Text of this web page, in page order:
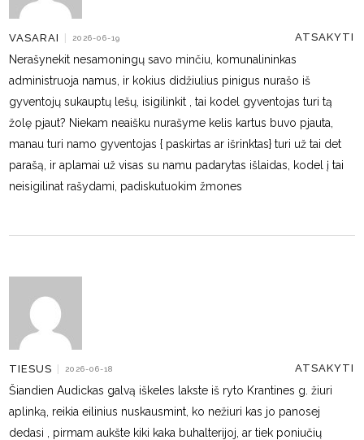
VASARAI | 2026-06-19 ATSAKYTI
Nerašynekit nesamoningų savo minčiu, komunalininkas
administruoja namus, ir kokius didžiulius pinigus nurašo iš
gyventojų sukauptų lešų, isigilinkit , tai kodel gyventojas turi tą
žolę pjaut? Niekam neaišku nurašyme kelis kartus buvo pjauta,
manau turi namo gyventojas { paskirtas ar išrinktas} turi už tai det
parašą, ir aplamai už visas su namu padarytas išlaidas, kodel į tai
neisigilinat rašydami, padiskutuokim žmones
TIESUS | 2026-06-18 ATSAKYTI
Šiandien Audickas galvą iškeles lakste iš ryto Krantines g. žiuri
aplinką, reikia eilinius nuskausmint, ko nežiuri kas jo panosej
dedasi , pirmam aukšte kiki kaka buhalterijoj, ar tiek poniučių